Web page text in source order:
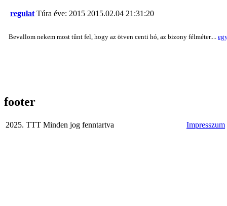
regulat Túra éve: 2015 2015.02.04 21:31:20
Bevallom nekem most tûnt fel, hogy az ötven centi hó, az bizony félméter....
footer
2025. TTT Minden jog fenntartva Impresszum